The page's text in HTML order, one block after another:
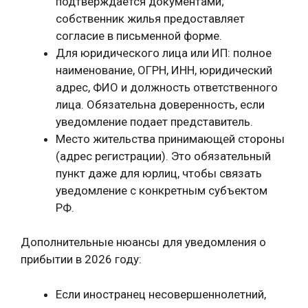
собственник жилья предоставляет
согласие в письменной форме.
Для юридического лица или ИП: полное
наименование, ОГРН, ИНН, юридический
адрес, ФИО и должность ответственного
лица. Обязательна доверенность, если
уведомление подает представитель.
Место жительства принимающей стороны
(адрес регистрации). Это обязательный
пункт даже для юрлиц, чтобы связать
уведомление с конкретным субъектом
РФ.
Дополнительные нюансы для уведомления о
прибытии в 2026 году:
Если иностранец несовершеннолетний,